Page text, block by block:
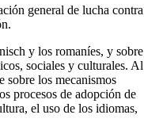
general de lucha contra
y los romaníes, y sobre
sociales y culturales. Al
sobre los mecanismos
procesos de adopción de
el uso de los idiomas,